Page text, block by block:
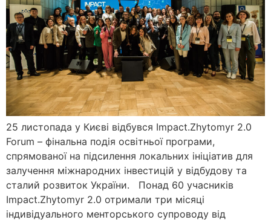
25 листопада у Києві відбувся Impact.Zhytomyr 2.0
Forum – фінальна подія освітньої програми,
спрямованої на підсилення локальних ініціатив для
залучення міжнародних інвестицій у відбудову та
сталий розвиток України. Понад 60 учасників
Impact.Zhytomyr 2.0 отримали три місяці
індивідуального менторського супроводу від